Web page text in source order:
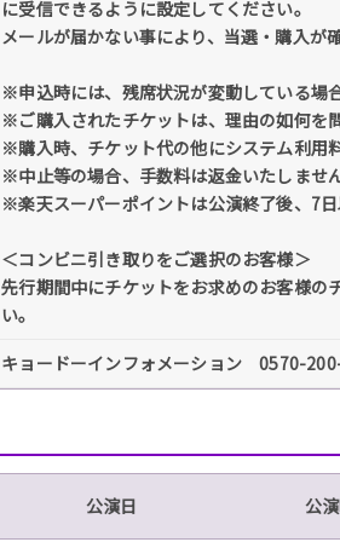
に受信できるように設定してください。
メールが届かない事により、当選・購入が
※申込時には、残席状況が変動している場
※ご購入されたチケットは、理由の如何を
※購入時、チケット代の他にシステム利用
※中止等の場合、手数料は返金いたしませ
※楽天スーパーポイントは公演終了後、7
＜コンビニ引き取りをご選択のお客様＞
先行期間中にチケットをお求めのお客様の
い。
キョードーインフォメーション 0570-
公演日 公